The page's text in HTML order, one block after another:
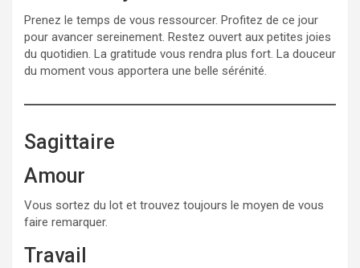
Prenez le temps de vous ressourcer. Profitez de ce jour
pour avancer sereinement. Restez ouvert aux petites joies
du quotidien. La gratitude vous rendra plus fort. La douceur
du moment vous apportera une belle sérénité.
Sagittaire
Amour
Vous sortez du lot et trouvez toujours le moyen de vous
faire remarquer.
Travail